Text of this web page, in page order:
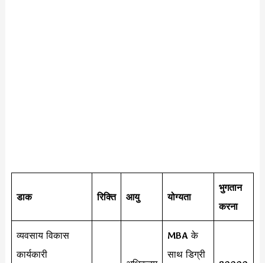
डाक रिक्ति आयु योग्यता
भुगतान
करना
व्यवसाय विकास
कार्यकारी
MBA के
साथ डिग्री